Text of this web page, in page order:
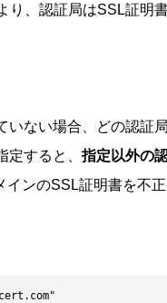
、認証局はSSL証明
ない場合、どの認証
すると、 指定以外の
ンのSSL証明書を不